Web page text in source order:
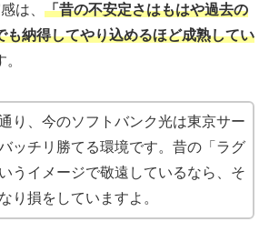
は、 「昔の不安定さはもはや過去の
も納得してやり込めるほど成熟してい
り、今のソフトバンク光は東京サー
ッチリ勝てる環境です。昔の「ラグ
うイメージで敬遠しているなら、そ
り損をしていますよ。